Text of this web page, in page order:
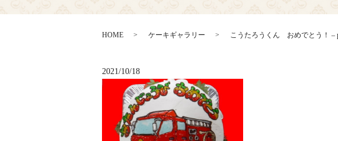
HOME ケーキギャラリー こうたろうくん おめでとう！ –
2021/10/18